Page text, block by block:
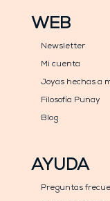
WEB
Newsletter
Mi cuenta
Joyas hechas a
Filosofía Punay
Blog
AYUDA
Preguntas